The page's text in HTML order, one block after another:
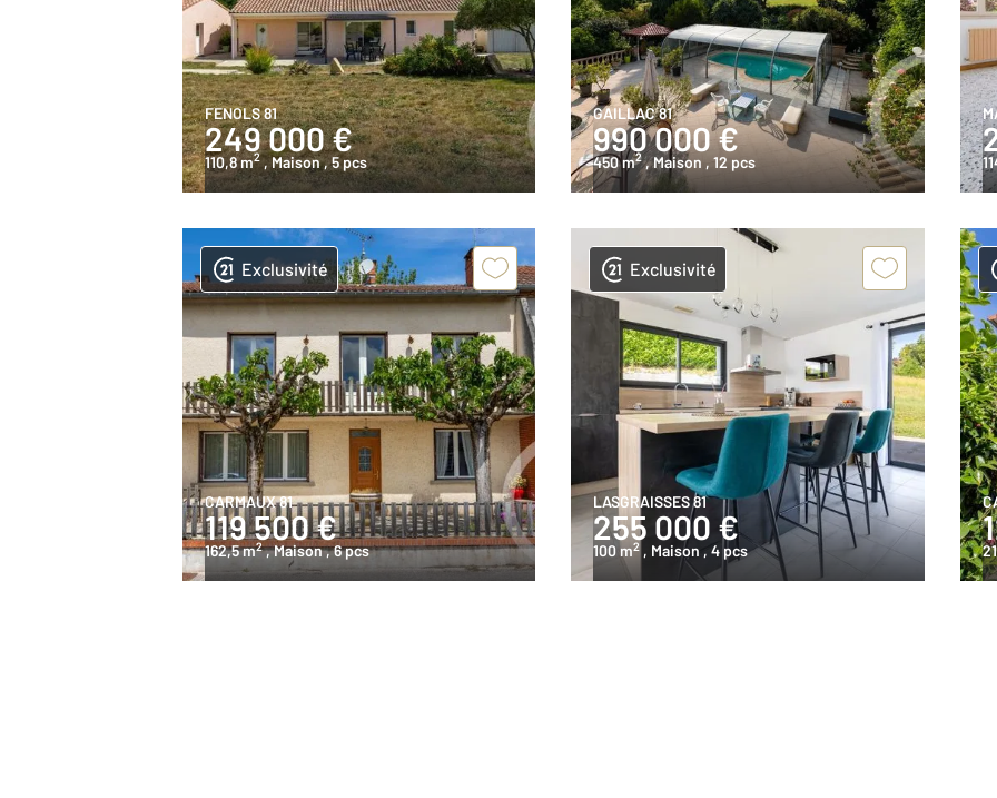
FENOLS 81
249 000 €
110,8 m2 , Maison, 5 pcs
GAILLAC 81
990 000 €
450 m2 , Maison , 12 pcs
Exclusivité
CARMAUX 81
119 500 €
162,5 m2 , Maison, 6 pcs
Exclusivité
LASGRAISSES 81
255 000 €
100 m2 , Maison , 4 pcs